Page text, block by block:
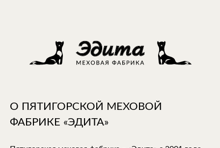
О ПЯТИГОРСКОЙ МЕХОВОЙ
ФАБРИКЕ «ЭДИТА»